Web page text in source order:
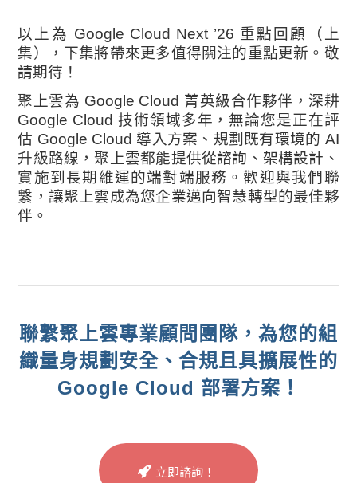
以上為 Google Cloud Next ’26 重點回顧（上
集），下集將帶來更多值得關注的重點更新。敬
請期待！
聚上雲為 Google Cloud 菁英級合作夥伴，深耕
Google Cloud 技術領域多年，無論您是正在評
估 Google Cloud 導入方案、規劃既有環境的 AI
升級路線，聚上雲都能提供從諮詢、架構設計、
實施到長期維運的端對端服務。歡迎與我們聯
繫，讓聚上雲成為您企業邁向智慧轉型的最佳夥
伴。
聯繫聚上雲專業顧問團隊，為您的組
織量身規劃安全、合規且具擴展性的
Google Cloud 部署方案！
立即諮詢！